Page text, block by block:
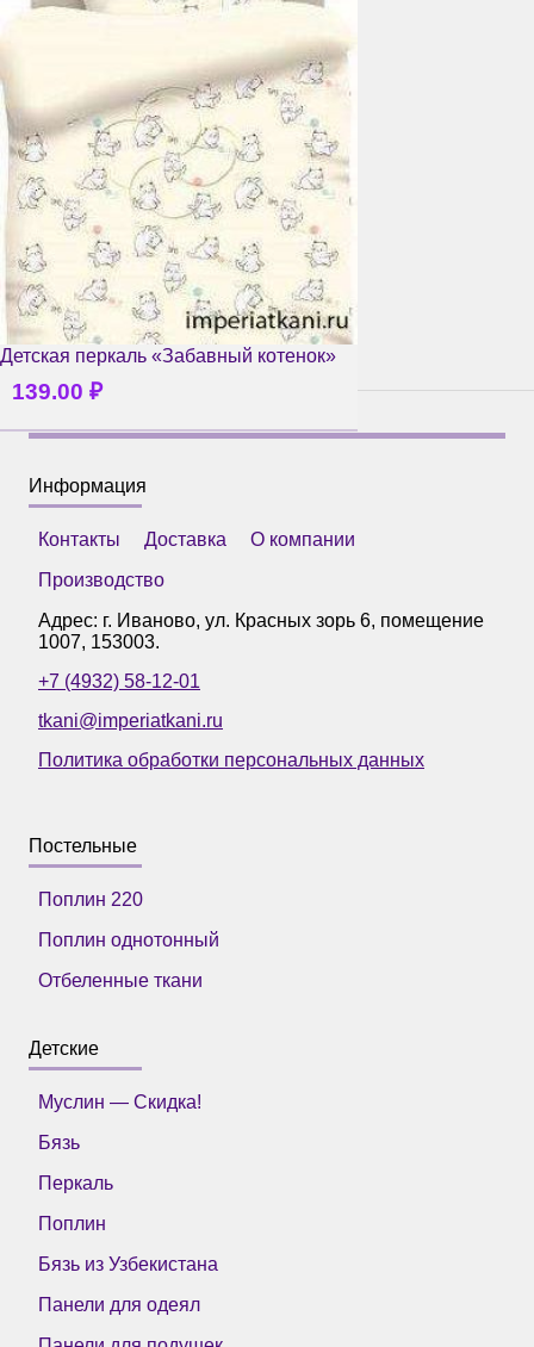
Детская перкаль «Забавный котенок»
139.00 ₽
Информация
Контакты Доставка
О компании
Производство
Адрес: г. Иваново, ул. Красных зорь 6, помещение
1007, 153003.
+7 (4932) 58-12-01
tkani@imperiatkani.ru
Политика обработки персональных данных
Постельные
Поплин 220
Поплин однотонный
Отбеленные ткани
Детские
Муслин — Скидка!
Бязь
Перкаль
Поплин
Бязь из Узбекистана
Панели для одеял